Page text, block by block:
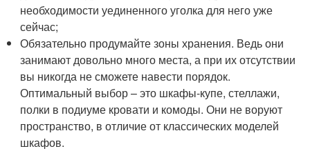
необходимости уединенного уголка для него уже
сейчас;
Обязательно продумайте зоны хранения. Ведь они
занимают довольно много места, а при их отсутствии
вы никогда не сможете навести порядок.
Оптимальный выбор – это шкафы-купе, стеллажи,
полки в подиуме кровати и комоды. Они не воруют
пространство, в отличие от классических моделей
шкафов.